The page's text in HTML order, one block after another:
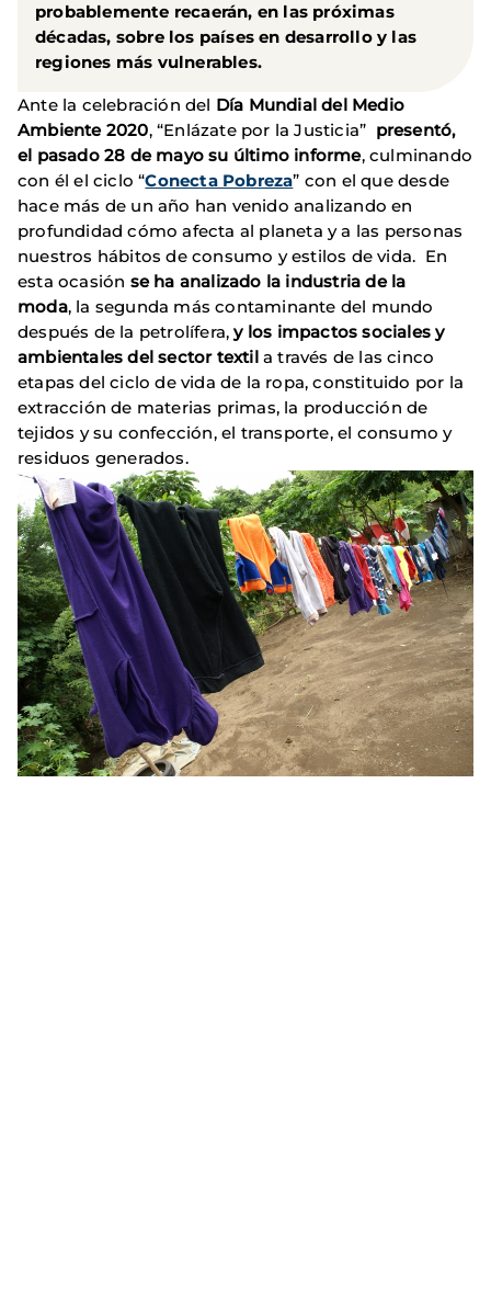
probablemente recaerán, en las próximas
décadas, sobre los países en desarrollo y las
regiones más vulnerables.
Ante la celebración del Día Mundial del Medio
Ambiente 2020, “Enlázate por la Justicia” presentó,
el pasado 28 de mayo su último informe, culminando
con él el ciclo “Conecta Pobreza” con el que desde
hace más de un año han venido analizando en
profundidad cómo afecta al planeta y a las personas
nuestros hábitos de consumo y estilos de vida. En
esta ocasión se ha analizado la industria de la
moda, la segunda más contaminante del mundo
después de la petrolífera,y los impactos sociales y
ambientales del sector textil a través de las cinco
etapas del ciclo de vida de la ropa, constituido por la
extracción de materias primas, la producción de
tejidos y su confección, el transporte, el consumo y
residuos generados.